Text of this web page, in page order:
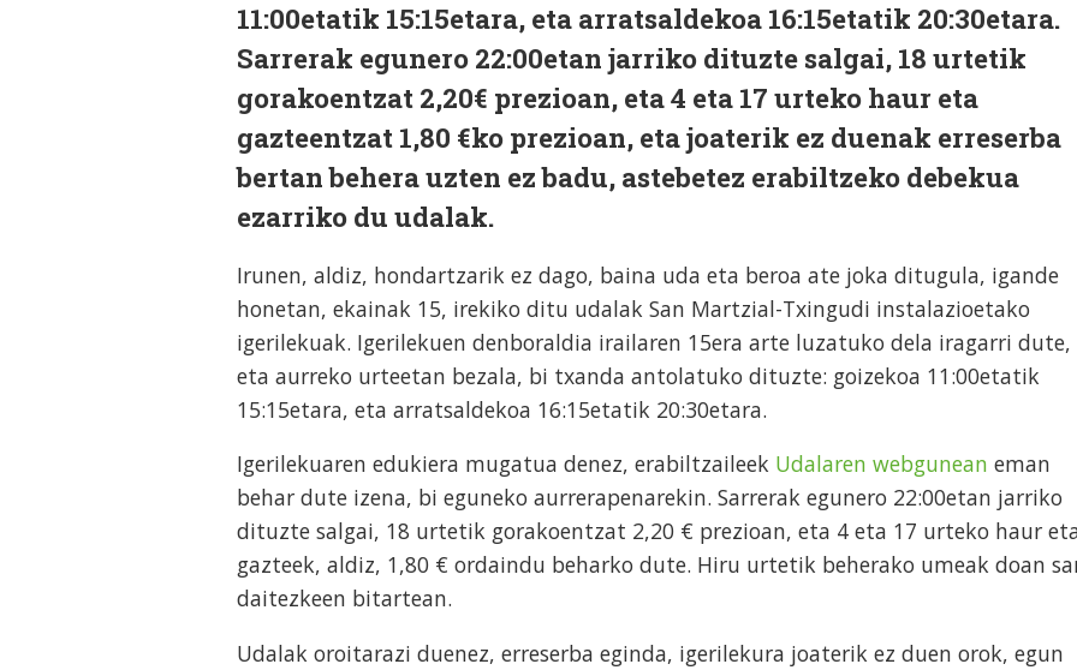
11:00etatik 15:15etara, eta arratsaldekoa 16:15etatik 20:30etara.
Sarrerak egunero 22:00etan jarriko dituzte salgai, 18 urtetik
gorakoentzat 2,20€ prezioan, eta 4 eta 17 urteko haur eta
gazteentzat 1,80 €ko prezioan, eta joaterik ez duenak erreserba
bertan behera uzten ez badu, astebetez erabiltzeko debekua
ezarriko du udalak.
Irunen, aldiz, hondartzarik ez dago, baina uda eta beroa ate joka ditugula, igande
honetan, ekainak 15, irekiko ditu udalak San Martzial-Txingudi instalazioetako
igerilekuak. Igerilekuen denboraldia irailaren 15era arte luzatuko dela iragarri dute,
eta aurreko urteetan bezala, bi txanda antolatuko dituzte: goizekoa 11:00etatik
15:15etara, eta arratsaldekoa 16:15etatik 20:30etara.
Igerilekuaren edukiera mugatua denez, erabiltzaileek Udalaren webgunean eman
behar dute izena, bi eguneko aurrerapenarekin. Sarrerak egunero 22:00etan jarriko
dituzte salgai, 18 urtetik gorakoentzat 2,20 € prezioan, eta 4 eta 17 urteko haur
gazteek, aldiz, 1,80 € ordaindu beharko dute. Hiru urtetik beherako umeak doan
daitezkeen bitartean.
Udalak oroitarazi duenez, erreserba eginda, igerilekura joaterik ez duen orok, egun